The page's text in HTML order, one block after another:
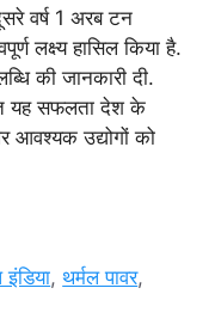
वर्ष 1 अरब टन
लक्ष्य हासिल किया है.
की जानकारी दी.
यह सफलता देश के
आवश्यक उद्योगों को
,थर्मल पावर,